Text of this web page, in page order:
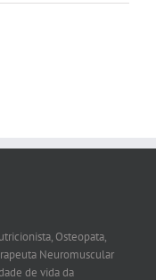
Osteopata,
Neuromuscular
de vida da